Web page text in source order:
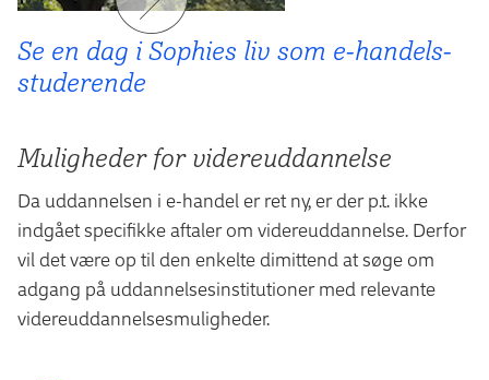
Se en dag i Sophies liv som e-handels­
studerende
Muligheder for videreuddannelse
Da uddannelsen i e-handel er ret ny, er der p.t. ikke
indgået specifikke aftaler om videreuddannelse. Derfor
vil det være op til den enkelte dimittend at søge om
adgang på uddannelsesinstitutioner med relevante
videreuddannelsesmuligheder.